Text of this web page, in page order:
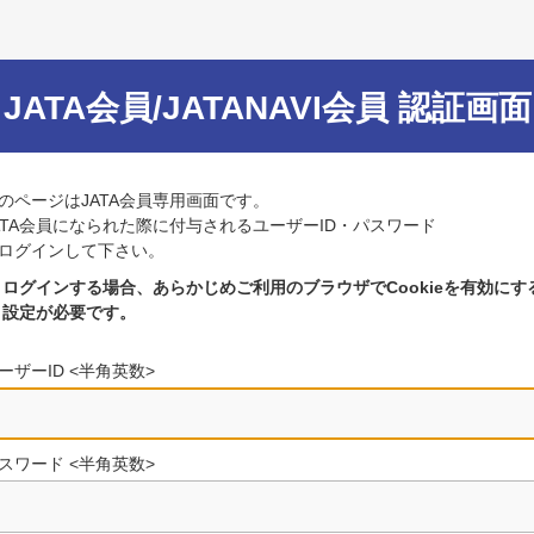
JATA会員/JATANAVI会員 認証画面
ページはJATA会員専用画面です。
会員になられた際に付与されるユーザーID・パスワード
グインして下さい。
ログインする場合、あらかじめご利用のブラウザでCookieを有効にす
設定が必要です。
ザーID <半角英数>
ワード <半角英数>